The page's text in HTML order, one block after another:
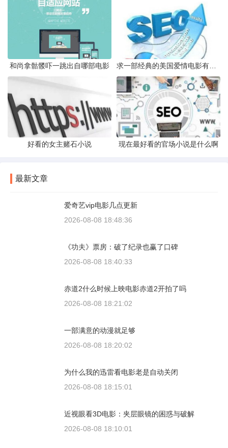
和尚拿骷髅吓一跳出自哪部电影
好看的女主赌石小说 现在最好看的官场小说是什么啊
最新文章
爱奇艺vip电影几点更新
2026-08-08 18:48:36
《功夫》票房：破了纪录也赢了口碑
2026-08-08 18:40:33
赤道2什么时候上映电影赤道2开拍了吗
2026-08-08 18:21:02
一部满意的动漫就足够
2026-08-08 18:20:02
为什么我的迅雷看电影老是自动关闭
2026-08-08 18:15:01
近视眼看3D电影：夹层眼镜的困惑与破解
2026-08-08 18:10:01